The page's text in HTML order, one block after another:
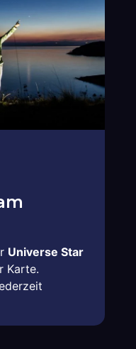
Universe Star
Karte.